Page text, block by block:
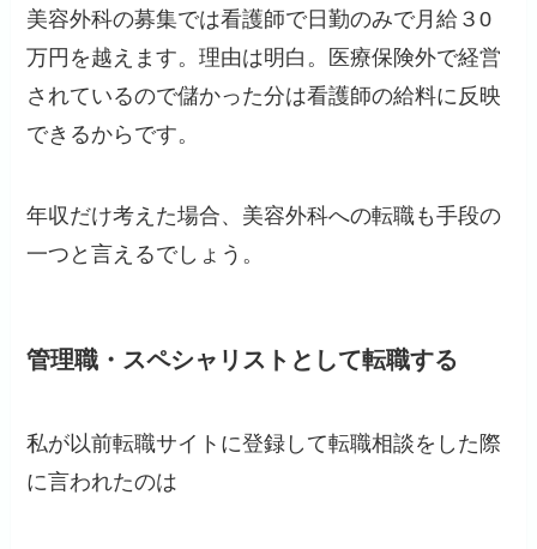
美容外科の募集では看護師で日勤のみで月給３0
万円を越えます。理由は明白。医療保険外で経営
されているので儲かった分は看護師の給料に反映
できるからです。
年収だけ考えた場合、美容外科への転職も手段の
一つと言えるでしょう。
管理職・スペシャリストとして転職する
私が以前転職サイトに登録して転職相談をした際
に言われたのは